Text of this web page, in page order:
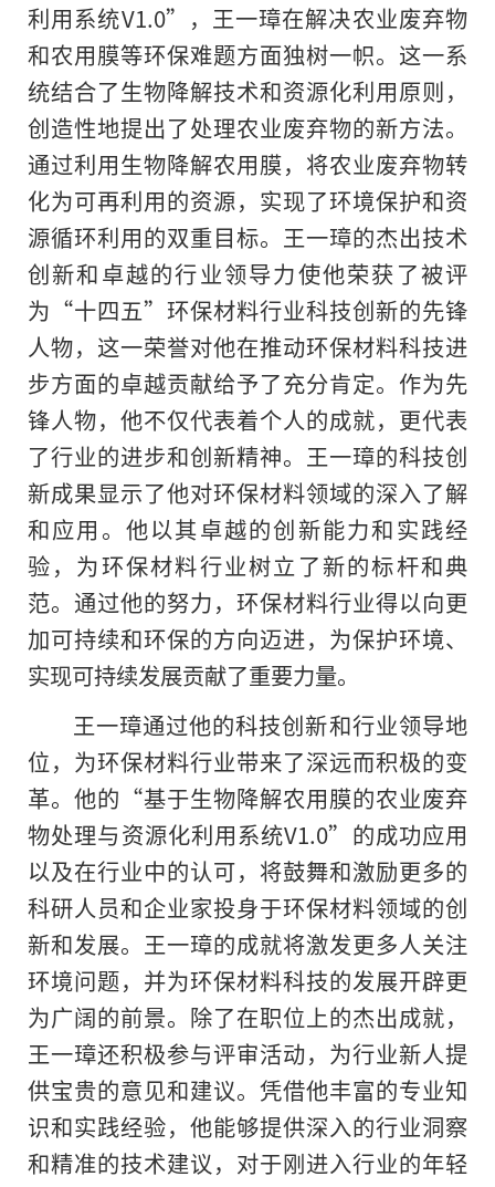
利用系统V1.0”，王一璋在解决农业废弃物
和农用膜等环保难题方面独树一帜。这一系
统结合了生物降解技术和资源化利用原则，
创造性地提出了处理农业废弃物的新方法。
通过利用生物降解农用膜，将农业废弃物转
化为可再利用的资源，实现了环境保护和资
源循环利用的双重目标。王一璋的杰出技术
创新和卓越的行业领导力使他荣获了被评
为“十四五”环保材料行业科技创新的先锋
人物，这一荣誉对他在推动环保材料科技进
步方面的卓越贡献给予了充分肯定。作为先
锋人物，他不仅代表着个人的成就，更代表
了行业的进步和创新精神。王一璋的科技创
新成果显示了他对环保材料领域的深入了解
和应用。他以其卓越的创新能力和实践经
验，为环保材料行业树立了新的标杆和典
范。通过他的努力，环保材料行业得以向更
加可持续和环保的方向迈进，为保护环境、
实现可持续发展贡献了重要力量。
王一璋通过他的科技创新和行业领导地
位，为环保材料行业带来了深远而积极的变
革。他的“基于生物降解农用膜的农业废弃
物处理与资源化利用系统V1.0”的成功应用
以及在行业中的认可，将鼓舞和激励更多的
科研人员和企业家投身于环保材料领域的创
新和发展。王一璋的成就将激发更多人关注
环境问题，并为环保材料科技的发展开辟更
为广阔的前景。除了在职位上的杰出成就，
王一璋还积极参与评审活动，为行业新人提
供宝贵的意见和建议。凭借他丰富的专业知
识和实践经验，他能够提供深入的行业洞察
和精准的技术建议，对于刚进入行业的年轻